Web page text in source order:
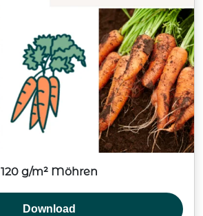
120 g/m² Möhren
Download